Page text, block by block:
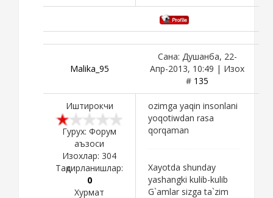
Malika_95
Сана: Душанба, 22-
Апр-2013, 10:49 | Изох
# 135
Иштирокчи
Гурух: Форум
аъзоси
Изохлар: 304
Тақдирланишлар:
0
Хурмат
ozimga yaqin insonlani
yoqotiwdan rasa
qorqaman
Xayotda shunday
yashangki kulib-kulib
G`amlar sizga ta`zim